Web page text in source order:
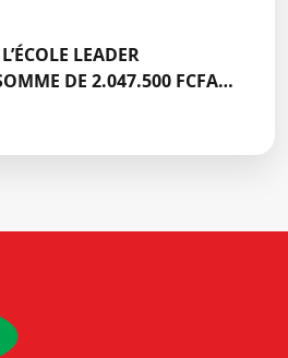
LEADER
DE 2.047.500 FCFA
PALU:DISCOURS DE M.